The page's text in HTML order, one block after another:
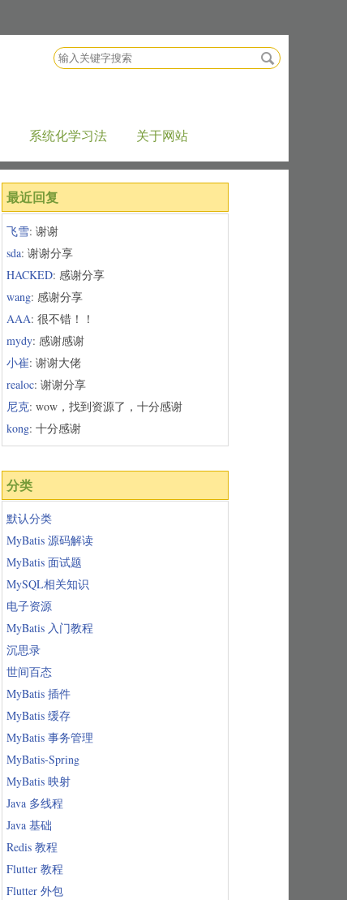
搜
索
系统化学习法 关于网站
最近回复
飞雪: 谢谢
sda: 谢谢分享
HACKED: 感谢分享
wang: 感谢分享
AAA: 很不错！！
mydy: 感谢感谢
小崔: 谢谢大佬
realoc: 谢谢分享
尼克: wow，找到资源了，十分感谢
kong: 十分感谢
分类
默认分类
MyBatis 源码解读
MyBatis 面试题
MySQL相关知识
电子资源
MyBatis 入门教程
沉思录
世间百态
MyBatis 插件
MyBatis 缓存
MyBatis 事务管理
MyBatis-Spring
MyBatis 映射
Java 多线程
Java 基础
Redis 教程
Flutter 教程
Flutter 外包